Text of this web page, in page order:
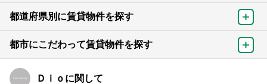
都道府県別に賃貸物件を探す
都市にこだわって賃貸物件を探す
Ｄｉｏに関して